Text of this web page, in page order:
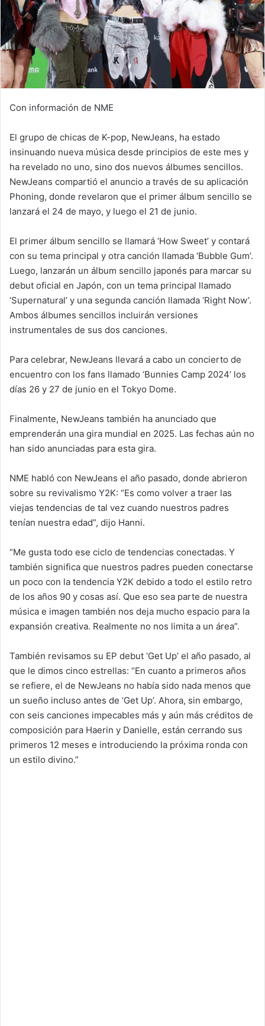
Con información de NME
El grupo de chicas de K-pop, NewJeans, ha estado
insinuando nueva música desde principios de este mes y
ha revelado no uno, sino dos nuevos álbumes sencillos.
NewJeans compartió el anuncio a través de su aplicación
Phoning, donde revelaron que el primer álbum sencillo se
lanzará el 24 de mayo, y luego el 21 de junio.
El primer álbum sencillo se llamará ‘How Sweet’ y contará
con su tema principal y otra canción llamada ‘Bubble Gum’.
Luego, lanzarán un álbum sencillo japonés para marcar su
debut oficial en Japón, con un tema principal llamado
‘Supernatural’ y una segunda canción llamada ‘Right Now’.
Ambos álbumes sencillos incluirán versiones
instrumentales de sus dos canciones.
Para celebrar, NewJeans llevará a cabo un concierto de
encuentro con los fans llamado ‘Bunnies Camp 2024’ los
días 26 y 27 de junio en el Tokyo Dome.
Finalmente, NewJeans también ha anunciado que
emprenderán una gira mundial en 2025. Las fechas aún no
han sido anunciadas para esta gira.
NME habló con NewJeans el año pasado, donde abrieron
sobre su revivalismo Y2K: “Es como volver a traer las
viejas tendencias de tal vez cuando nuestros padres
tenían nuestra edad”, dijo Hanni.
“Me gusta todo ese ciclo de tendencias conectadas. Y
también significa que nuestros padres pueden conectarse
un poco con la tendencia Y2K debido a todo el estilo retro
de los años 90 y cosas así. Que eso sea parte de nuestra
música e imagen también nos deja mucho espacio para la
expansión creativa. Realmente no nos limita a un área”.
También revisamos su EP debut ‘Get Up’ el año pasado, al
que le dimos cinco estrellas: “En cuanto a primeros años
se refiere, el de NewJeans no había sido nada menos que
un sueño incluso antes de ‘Get Up’. Ahora, sin embargo,
con seis canciones impecables más y aún más créditos de
composición para Haerin y Danielle, están cerrando sus
primeros 12 meses e introduciendo la próxima ronda con
un estilo divino.”